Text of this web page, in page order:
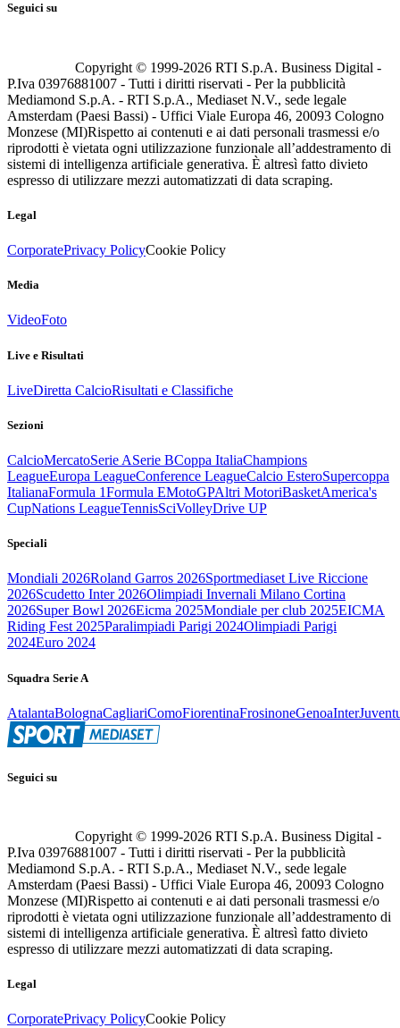
Seguici su
Copyright © 1999-2026 RTI S.p.A. Business Digital -
P.Iva 03976881007 - Tutti i diritti riservati - Per la pubblicità
Mediamond S.p.A. - RTI S.p.A., Mediaset N.V., sede legale
Amsterdam (Paesi Bassi) - Uffici Viale Europa 46, 20093 Cologno
Monzese (MI)Rispetto ai contenuti e ai dati personali trasmessi e/o
riprodotti è vietata ogni utilizzazione funzionale all’addestramento di
sistemi di intelligenza artificiale generativa. È altresì fatto divieto
espresso di utilizzare mezzi automatizzati di data scraping.
Legal
CorporatePrivacy PolicyCookie Policy
Media
VideoFoto
Live e Risultati
LiveDiretta CalcioRisultati e Classifiche
Sezioni
CalcioMercatoSerie ASerie BCoppa ItaliaChampions
LeagueEuropa LeagueConference LeagueCalcio EsteroSupercoppa
ItalianaFormula 1Formula EMotoGPAltri MotoriBasketAmerica's
CupNations LeagueTennisSciVolleyDrive UP
Speciali
Mondiali 2026Roland Garros 2026Sportmediaset Live Riccione
2026Scudetto Inter 2026Olimpiadi Invernali Milano Cortina
2026Super Bowl 2026Eicma 2025Mondiale per club 2025EICMA
Riding Fest 2025Paralimpiadi Parigi 2024Olimpiadi Parigi
2024Euro 2024
Squadra Serie A
AtalantaBolognaCagliariComoFiorentinaFrosinoneGenoaInter
Seguici su
Copyright © 1999-2026 RTI S.p.A. Business Digital -
P.Iva 03976881007 - Tutti i diritti riservati - Per la pubblicità
Mediamond S.p.A. - RTI S.p.A., Mediaset N.V., sede legale
Amsterdam (Paesi Bassi) - Uffici Viale Europa 46, 20093 Cologno
Monzese (MI)Rispetto ai contenuti e ai dati personali trasmessi e/o
riprodotti è vietata ogni utilizzazione funzionale all’addestramento di
sistemi di intelligenza artificiale generativa. È altresì fatto divieto
espresso di utilizzare mezzi automatizzati di data scraping.
Legal
CorporatePrivacy PolicyCookie Policy